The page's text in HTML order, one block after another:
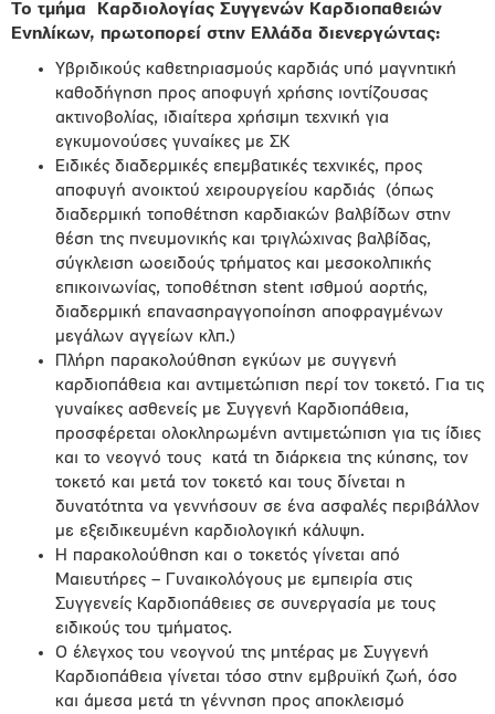
Το τμήμα
Καρδιολογίας Συγγενών Καρδιοπαθειών
Ενηλίκων, πρωτοπορεί στην Ελλάδα διενεργώντας:
Υβριδικούς καθετηριασμούς καρδιάς υπό μαγνητική
καθοδήγηση προς αποφυγή χρήσης ιοντίζουσας
ακτινοβολίας, ιδιαίτερα χρήσιμη τεχνική για
εγκυμονούσες γυναίκες με ΣΚ
Ειδικές διαδερμικές επεμβατικές τεχνικές, προς
αποφυγή ανοικτού χειρουργείου καρδιάς (όπως
διαδερμική τοποθέτηση καρδιακών βαλβίδων στην
θέση της πνευμονικής και τριγλώχινας βαλβίδας,
σύγκλειση ωοειδούς τρήματος και μεσοκολπικής
επικοινωνίας, τοποθέτηση stent ισθμού αορτής,
διαδερμική επανασηραγγοποίηση αποφραγμένων
μεγάλων αγγείων κλπ.)
Πλήρη παρακολούθηση εγκύων με συγγενή
καρδιοπάθεια και αντιμετώπιση περί τον τοκετό. Για τις
γυναίκες ασθενείς με Συγγενή Καρδιοπάθεια,
προσφέρεται ολοκληρωμένη αντιμετώπιση για τις ίδιες
και το νεογνό τους κατά τη διάρκεια της κύησης, τον
τοκετό και μετά τον τοκετό και τους δίνεται η
δυνατότητα να γεννήσουν σε ένα ασφαλές περιβάλλον
με εξειδικευμένη καρδιολογική κάλυψη.
Η παρακολούθηση και ο τοκετός γίνεται από
Μαιευτήρες – Γυναικολόγους με εμπειρία στις
Συγγενείς Καρδιοπάθειες σε συνεργασία με τους
ειδικούς του τμήματος.
Ο έλεγχος του νεογνού της μητέρας με Συγγενή
Καρδιοπάθεια γίνεται τόσο στην εμβρυϊκή ζωή, όσο
και άμεσα μετά τη γέννηση προς αποκλεισμό